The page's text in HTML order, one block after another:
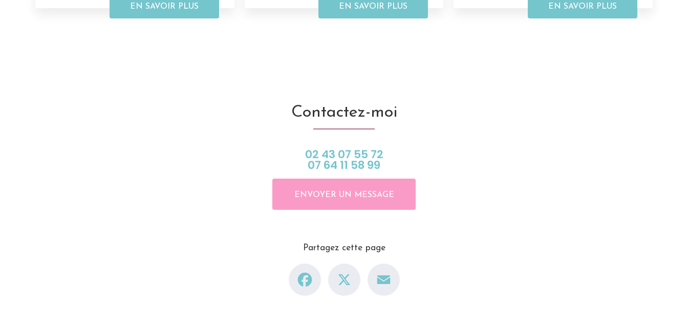
EN SAVOIR PLUS EN SAVOIR PLUS EN SAVOIR PLUS
Contactez-moi
02 43 07 55 72
07 64 11 58 99
ENVOYER UN MESSAGE
Partagez cette page